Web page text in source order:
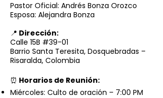
Pastor Oficial: Andrés Bonza Orozco
Esposa: Alejandra Bonza
📍 Dirección:
Calle 15B #39-01
Barrio Santa Teresita, Dosquebradas –
Risaralda, Colombia
⏰ Horarios de Reunión:
Miércoles: Culto de oración – 7:00 PM